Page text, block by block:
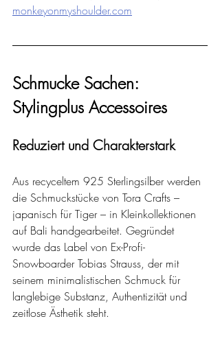
monkeyonmyshoulder.com
Schmucke Sachen:
Stylingplus Accessoires
Reduziert und Charakterstark
Aus recyceltem 925 Sterlingsilber werden
die Schmuckstücke von Tora Crafts –
japanisch für Tiger – in Kleinkollektionen
auf Bali handgearbeitet. Gegründet
wurde das Label von Ex-Profi-
Snowboarder Tobias Strauss, der mit
seinem minimalistischen Schmuck für
langlebige Substanz, Authentizität und
zeitlose Ästhetik steht.